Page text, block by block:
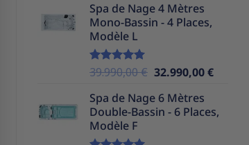
initial
était :
Spa de Nage 4 Mètres
Mono-Bassin - 4 Places,
Modèle L
Note5.00
39.990,00€ Le
initial
était :
32.990,00€Le
est :
Spa de Nage 6 Mètres
Double-Bassin - 6 Places,
Modèle F